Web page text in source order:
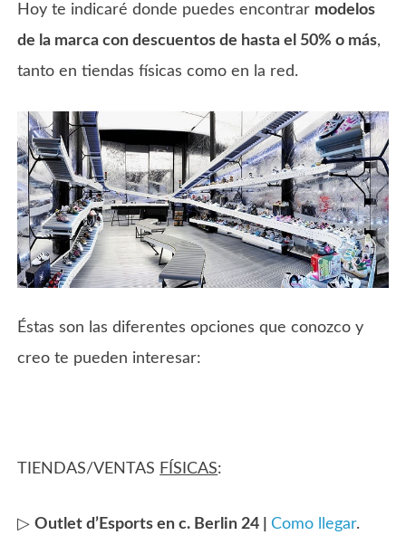
Hoy te indicaré donde puedes encontrar modelos
de la marca con descuentos de hasta el 50% o más,
tanto en tiendas físicas como en la red.
Éstas son las diferentes opciones que conozco y
creo te pueden interesar:
TIENDAS/VENTAS FÍSICAS:
▷Outlet d’Esports en c. Berlin 24 |Como llegar.